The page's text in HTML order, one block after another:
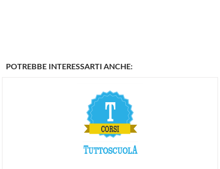
POTREBBE INTERESSARTI ANCHE: